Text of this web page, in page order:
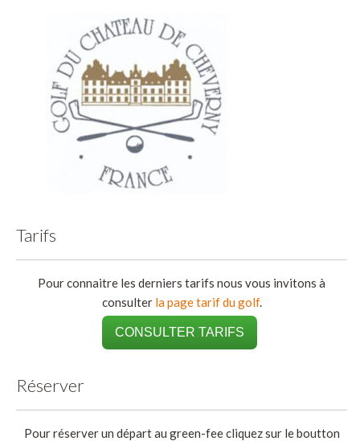
Tarifs
Pour connaitre les derniers tarifs nous vous invitons à
consulter la page tarif du golf.
CONSULTER TARIFS
Réserver
Pour réserver un départ au green-fee cliquez sur le boutton